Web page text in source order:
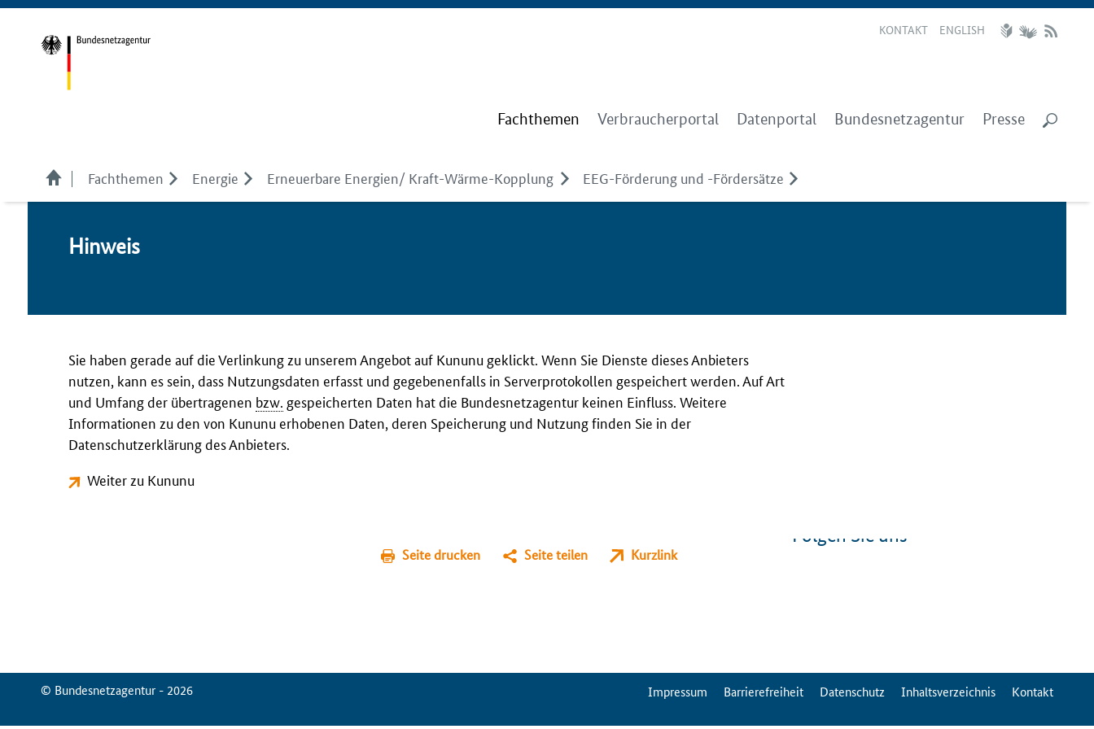
KONTAKT ENGLISH
Fachthemen Verbraucherportal Datenportal Bundesnetzagentur Presse
Fachthemen Energie Erneuerbare Energien/ Kraft-Wärme-Kopplung EEG-Förderung und -Fördersätze
Hin­weis
Sie haben gerade auf die Verlinkung zu unserem Angebot auf Kununu geklickt. Wenn Sie Dienste dieses Anbieters
nutzen, kann es sein, dass Nutzungsdaten erfasst und gegebenenfalls in Serverprotokollen gespeichert werden. Auf Art
und Umfang der übertragenen bzw. gespeicherten Daten hat die Bundesnetzagentur keinen Einfluss. Weitere
Informationen zu den von Kununu erhobenen Daten, deren Speicherung und Nutzung finden Sie in der
Datenschutzerklärung des Anbieters.
Weiter zu Kununu
Seite drucken Seite teilen Kurzlink
Folgen Sie uns
© Bundesnetzagentur - 2026 ServiceMenuImpressum Barrierefreiheit Datenschutz Inhaltsverzeichnis Kontakt